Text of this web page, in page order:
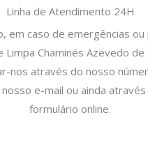
Linha de Atendimento 24H
em caso de emergências
Chaminés Azevedo de
nos através do nosso
e-mail ou ainda
formulário online.